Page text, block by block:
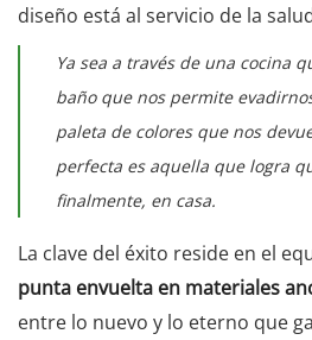
diseño está al servicio de la
Ya sea a través de una cocina
baño que nos permite
paleta de colores que nos
perfecta es aquella que logra
finalmente, en casa.
La clave del éxito reside en el
punta envuelta en materiales
entre lo nuevo y lo eterno que